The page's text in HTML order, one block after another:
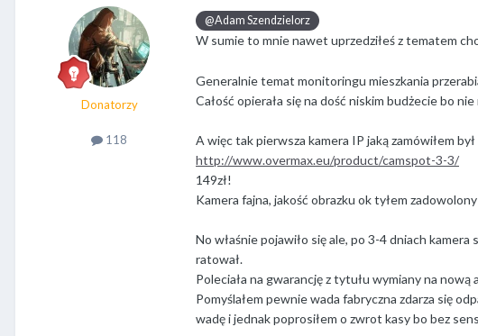
Donatorzy
118
@Adam Szendzielorz
W sumie to mnie nawet uprzedziłeś z tematem
Generalnie temat monitoringu mieszkania
Całość opierała się na dość niskim budżecie bo
A więc tak pierwsza kamera IP jaką zamówiłem
http://www.overmax.eu/product/camspot-3-3/
149zł!
Kamera fajna, jakość obrazku ok tyłem zadowolony
No właśnie pojawiło się ale, po 3-4 dniach
ratował.
Poleciała na gwarancję z tytułu wymiany na nową
Pomyślałem pewnie wada fabryczna zdarza się
wadę i jednak poprosiłem o zwrot kasy bo bez